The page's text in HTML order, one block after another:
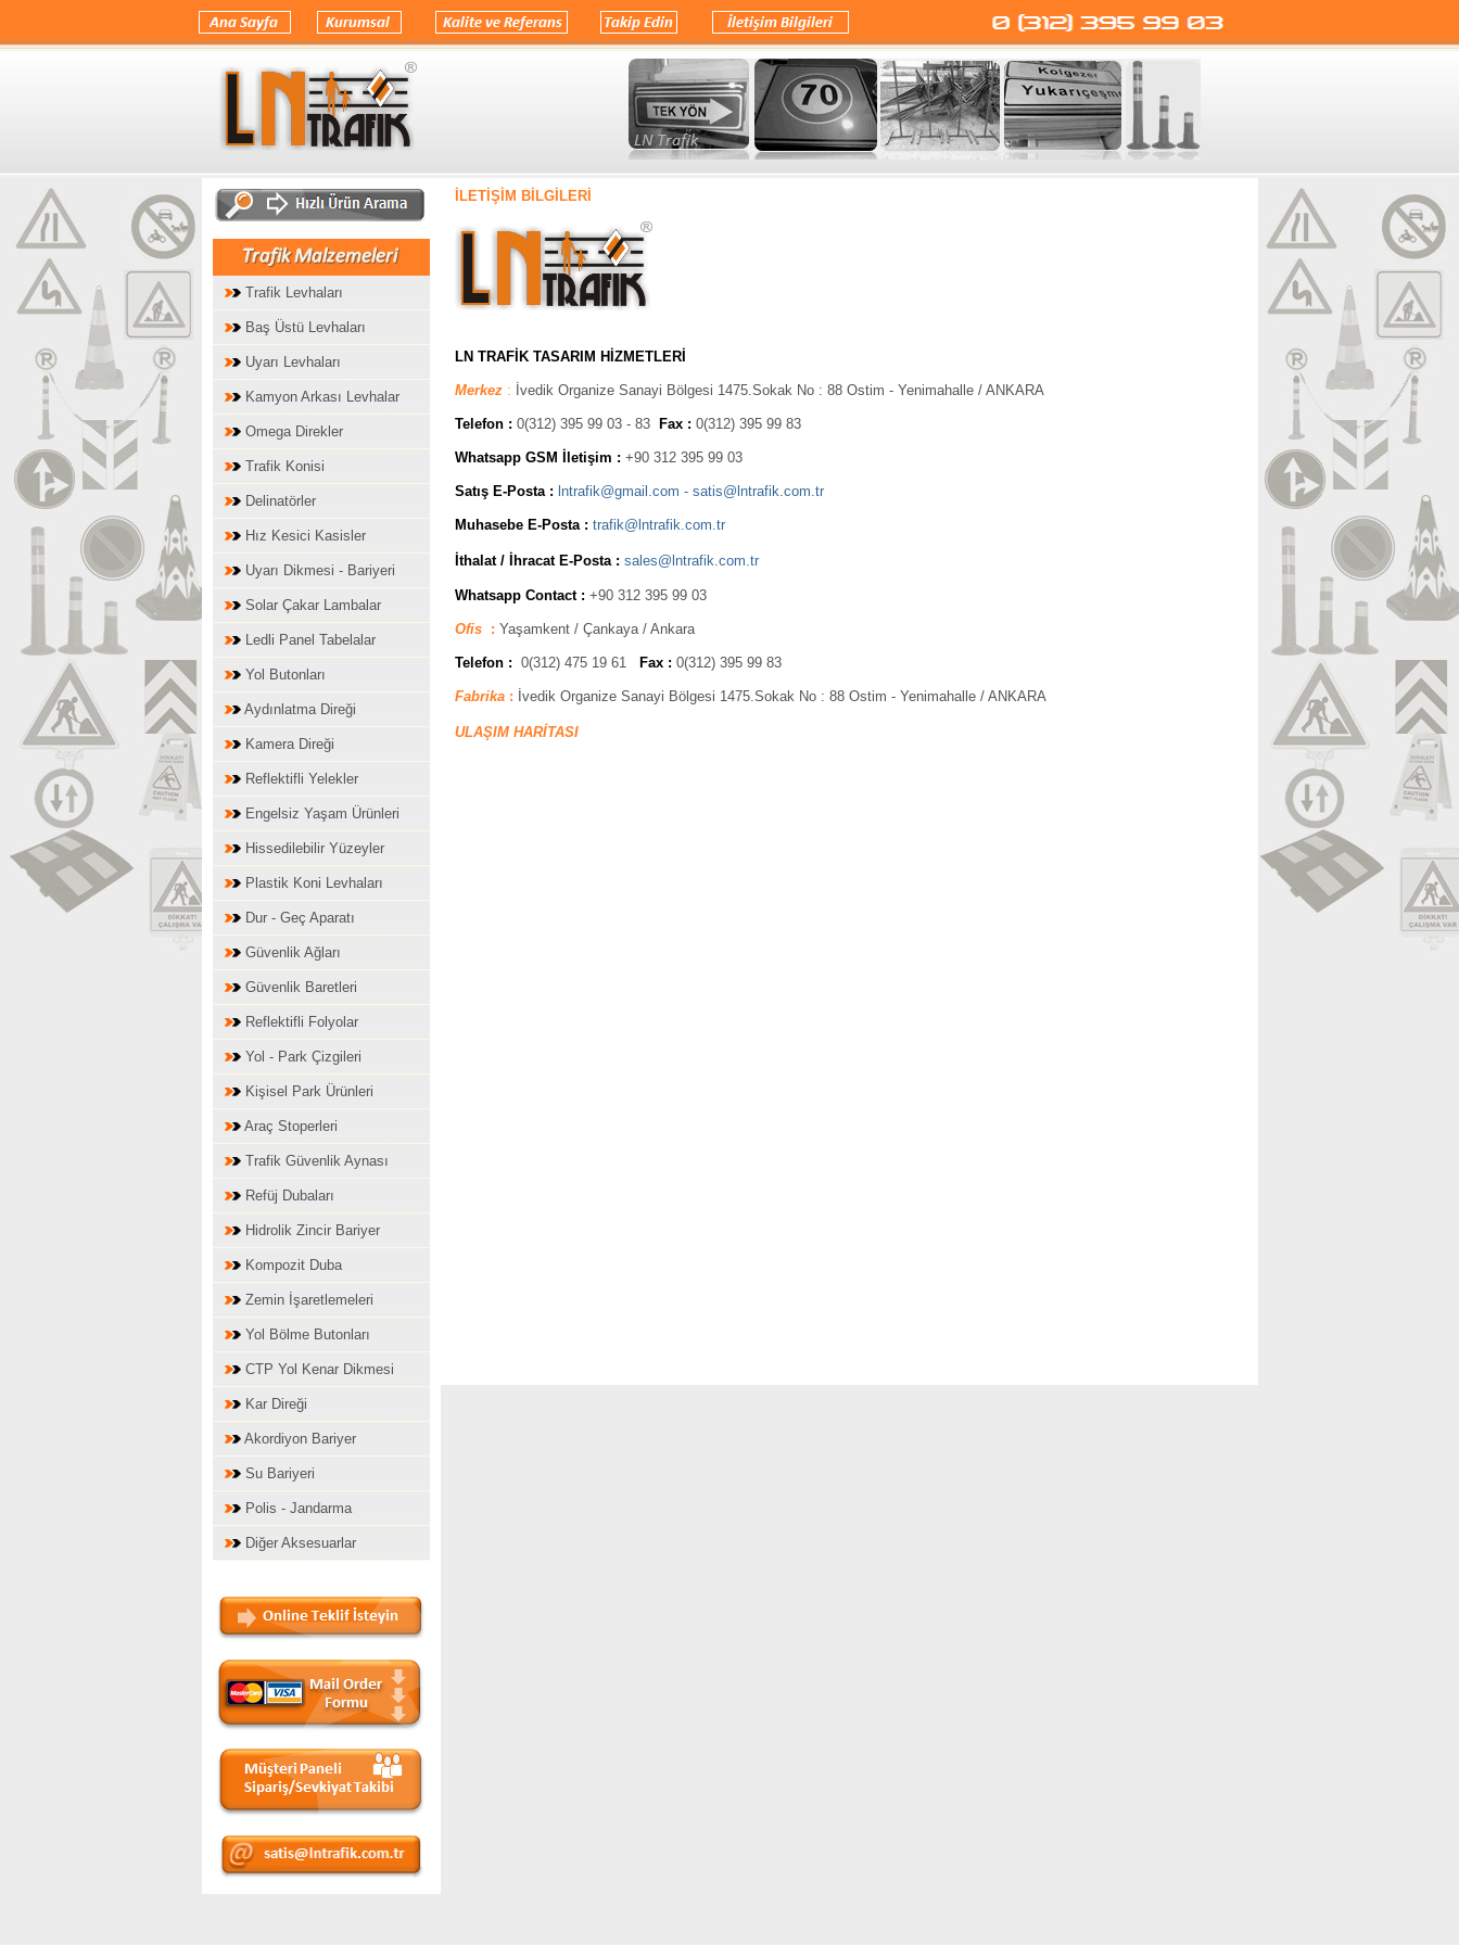
Trafik Levhaları
Baş Üstü Levhaları
Uyarı Levhaları
Kamyon Arkası Levhalar
Omega Direkler
Trafik Konisi
Delinatörler
Hız Kesici Kasisler
Uyarı Dikmesi - Bariyeri
Solar Çakar Lambalar
Ledli Panel Tabelalar
Yol Butonları
Aydınlatma Direği
Kamera Direği
Reflektifli Yelekler
Engelsiz Yaşam Ürünleri
Hissedilebilir Yüzeyler
Plastik Koni Levhaları
Dur - Geç Aparatı
Güvenlik Ağları
Güvenlik Baretleri
Reflektifli Folyolar
Yol - Park Çizgileri
Kişisel Park Ürünleri
Araç Stoperleri
Trafik Güvenlik Aynası
Refüj Dubaları
Hidrolik Zincir Bariyer
Kompozit Duba
Zemin İşaretlemeleri
Yol Bölme Butonları
CTP Yol Kenar Dikmesi
Kar Direği
Akordiyon Bariyer
Su Bariyeri
Polis - Jandarma
Diğer Aksesuarlar
İLETİŞİM BİLGİLERİ
LN TRAFİK TASARIM HİZMETLERİ
Merkez : İvedik Organize Sanayi Bölgesi 1475.Sokak No : 88 Ostim - Yenimahalle / ANKARA
Telefon : 0(312) 395 99 03 - 83 Fax : 0(312) 395 99 83
Whatsapp GSM İletişim : +90 312 395 99 03
Satış E-Posta : lntrafik@gmail.com - satis@lntrafik.com.tr
MuhasebeE-Posta : trafik@lntrafik.com.tr
İthalat / İhracat E-Posta : sales@lntrafik.com.tr
Whatsapp Contact : +90 312 395 99 03
Ofis : Yaşamkent / Çankaya / Ankara
Telefon : 0(312) 475 19 61 Fax : 0(312) 395 99 83
Fabrika : İvedik Organize Sanayi Bölgesi 1475.Sokak No : 88 Ostim - Yenimahalle / ANKARA
ULAŞIM HARİTASI